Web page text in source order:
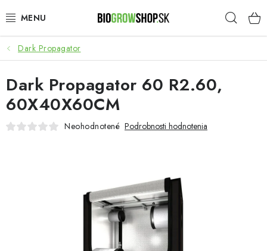
na
PESTOVANIE
HEADSHOP
SEMENÁ
50% ZĽAVA NA SEMENÁ
Dark Propagator
Dark Propagator 60 R2.60,
60X40X60CM
Neohodnotené Podrobnosti hodnotenia